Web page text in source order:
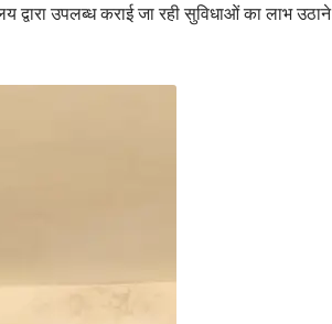
उपलब्ध कराई जा रही सुविधाओं का लाभ उठाने